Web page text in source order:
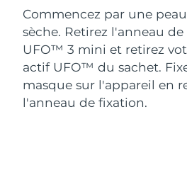
Commencez par une
sèche. Retirez l'anneau
UFO™ 3 mini et retirez
actif UFO™ du sachet.
masque sur l'appareil en
l'anneau de fixation.